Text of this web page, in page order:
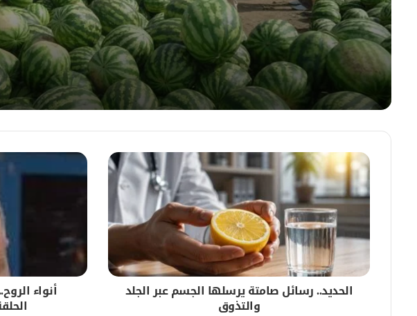
07/08/2026
وطن البطيخ الأصلي ورحلته التاريخية من السودان للعالم
إضافة الملح إلى القهوة تحسن المذاق وتحمي الصحة
07/08/2026
رش جوي شامل في الدمازين لمكافحة حمى الضنك.. دعوة عاجلة
07/08/2026
ضبط مستويات السكر في الدم عبر إضافة القرفة للوجبات
الحديد.. رسائل صامتة يرسلها الجسم عبر الجلد
والتذوق
أنواء
الحلقة (31) صُمود